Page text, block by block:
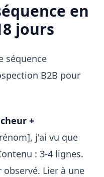
en
jours
séquence
B2B pour
+
j'ai vu que
: 3-4 lignes.
Lier à une